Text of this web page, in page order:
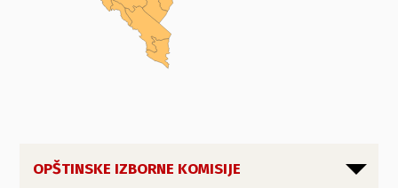
OPŠTINSKE IZBORNE KOMISIJE